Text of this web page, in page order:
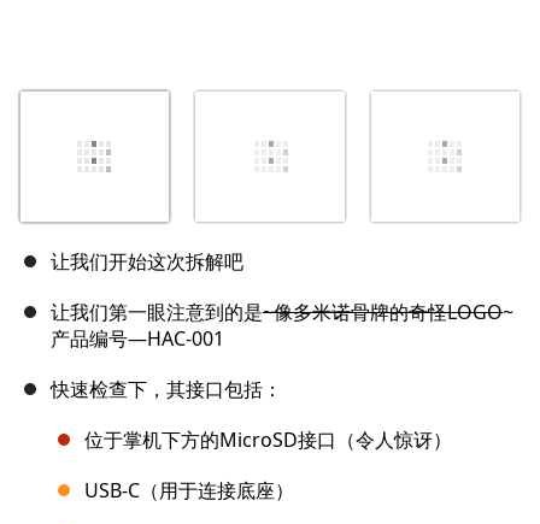
让我们开始这次拆解吧
让我们第一眼注意到的是~像多米诺骨牌的奇怪LOGO~
产品编号—HAC-001
快速检查下，其接口包括：
位于掌机下方的MicroSD接口（令人惊讶）
USB-C（用于连接底座）